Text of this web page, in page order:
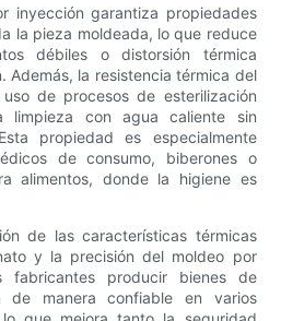
inyección garantiza propiedades
la pieza moldeada, lo que reduce
débiles o distorsión térmica
Además, la resistencia térmica del
de procesos de esterilización
con agua caliente sin
propiedad es especialmente
de consumo, biberones o
alimentos, donde la higiene es
de las características térmicas
y la precisión del moldeo por
fabricantes producir bienes de
de manera confiable en varios